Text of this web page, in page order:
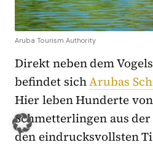
Aruba Tourism Authority
Direkt neben dem
befindet sichArubas
Hier leben Hunderte
Schmetterlingen aus der
den eindrucksvollsten